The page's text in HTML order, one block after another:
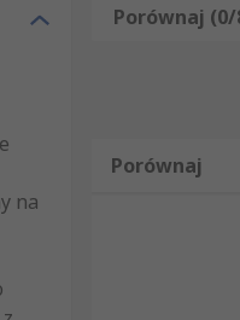
w
na płycie
na płycie
cyfrowego jest
zakłócenia elektryczne
na
Porównaj (0/
Porównaj